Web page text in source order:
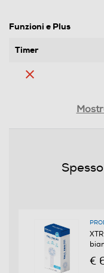
Funzioni e Plus
Timer
Display LCD
€